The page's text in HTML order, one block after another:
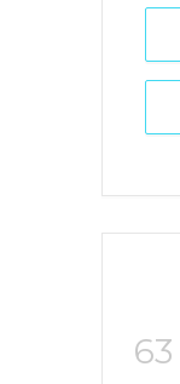
63